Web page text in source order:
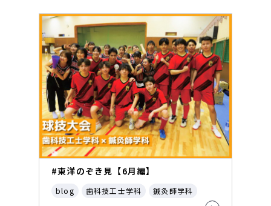
#東洋のぞき見【6月編】
blog 歯科技工士学科
鍼灸師学科